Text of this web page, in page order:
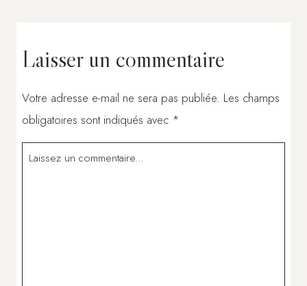
Laisser un commentaire
Votre adresse e-mail ne sera pas publiée. Les champs
obligatoires sont indiqués avec *